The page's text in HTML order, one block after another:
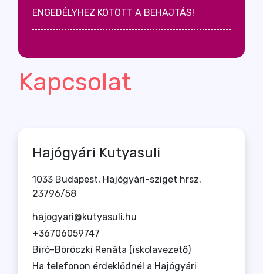
ENGEDÉLYHEZ KÖTÖTT A BEHAJTÁS!
Kapcsolat
Hajógyári Kutyasuli
1033 Budapest, Hajógyári-sziget hrsz.
23796/58
hajogyari@kutyasuli.hu
+36706059747
Biró-Böröczki Renáta (iskolavezető)
Ha telefonon érdeklődnél a Hajógyári